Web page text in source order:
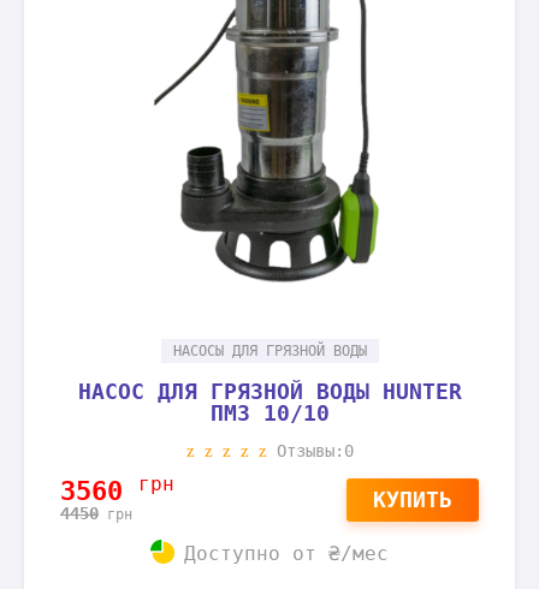
НАСОСЫ ДЛЯ ГРЯЗНОЙ ВОДЫ
НАСОС ДЛЯ ГРЯЗНОЙ ВОДЫ HUNTER
ПМЗ 10/10
Отзывы:0
3560 грн
4450 грн
КУПИТЬ
Доступно от ₴/мес